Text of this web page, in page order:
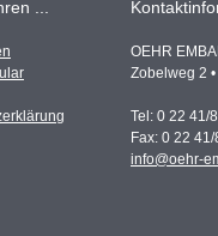
...
OEHR
Zobelweg 2
Tel: 0 22 41/
Fax: 0 22
info@oehr-